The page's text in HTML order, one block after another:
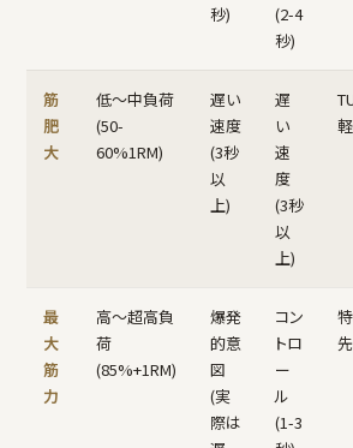
秒)
(2-4
秒)
筋
肥
大
低〜中負荷
(50-
60%1RM)
遅い
速度
(3秒
以
上)
遅
い
速
度
(3秒
以
上)
最
大
筋
力
高〜超高負
荷
(85%+1RM)
爆発
的意
図
(実
際は
コン
トロ
ー
ル
(1-3